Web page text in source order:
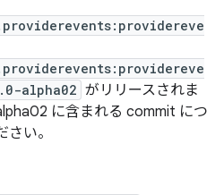
alpha02 がリリースされま
に含まれる commit につ
さい。